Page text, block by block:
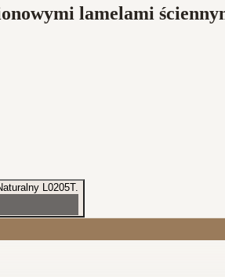
lamelami